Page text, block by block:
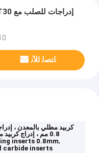
ﺎﺘﺼﻟ ﺍﻶﻧ
كربيد مطلي بالمعدن ،
0.8 مم ، إدراج كربيد مطلي بالمخرطة
inserts 0.8mm,
carbide inserts